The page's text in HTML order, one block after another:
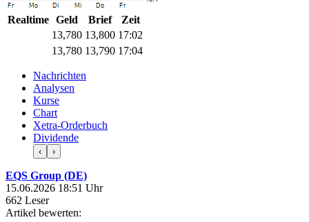
Realtime Geld Brief
Zeit
13,780 13,800 17:02
13,780 13,790 17:04
Nachrichten
Analysen
Kurse
Chart
Xetra-Orderbuch
Dividende
‹ ›
EQS Group (DE)
15.06.2026 18:51 Uhr
662 Leser
Artikel bewerten: